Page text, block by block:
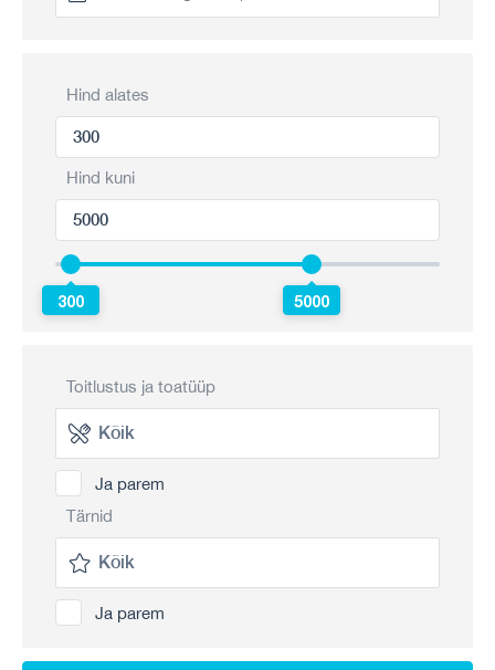
Hind alates
Hind kuni
300 5000
Toitlustus ja toatüüp
Ja parem
Tärnid
Ja parem